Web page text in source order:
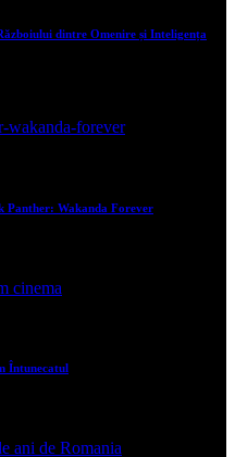
dintre Omenire și Inteligența
Panther: Wakanda Forever
Întunecatul